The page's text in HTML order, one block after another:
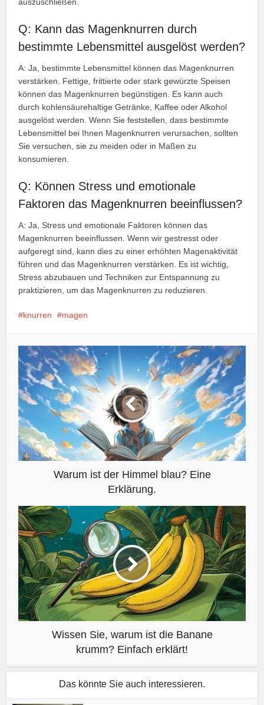
auszuschließen.
Q: Kann das Magenknurren durch
bestimmte Lebensmittel ausgelöst werden?
A: Ja, bestimmte Lebensmittel können das Magenknurren
verstärken. Fettige, frittierte oder stark gewürzte Speisen
können das Magenknurren begünstigen. Es kann auch
durch kohlensäurehaltige Getränke, Kaffee oder Alkohol
ausgelöst werden. Wenn Sie feststellen, dass bestimmte
Lebensmittel bei Ihnen Magenknurren verursachen, sollten
Sie versuchen, sie zu meiden oder in Maßen zu
konsumieren.
Q: Können Stress und emotionale
Faktoren das Magenknurren beeinflussen?
A: Ja, Stress und emotionale Faktoren können das
Magenknurren beeinflussen. Wenn wir gestresst oder
aufgeregt sind, kann dies zu einer erhöhten Magenaktivität
führen und das Magenknurren verstärken. Es ist wichtig,
Stress abzubauen und Techniken zur Entspannung zu
praktizieren, um das Magenknurren zu reduzieren.
knurren magen
Warum ist der Himmel blau? Eine
Erklärung.
Wissen Sie, warum ist die Banane
krumm? Einfach erklärt!
Das könnte Sie auch interessieren.